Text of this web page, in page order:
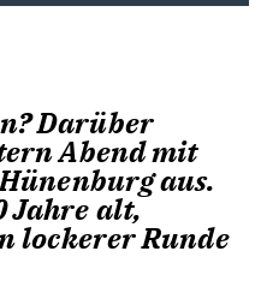
Darüber
Abend mit
aus.
Jahre alt,
lockerer Runde